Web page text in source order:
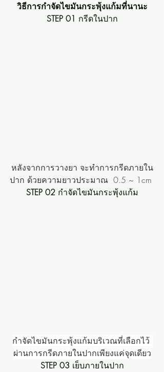
วิธีการกำจัดไขมันกระพุ้งแก้มที่นานะ
STEP 01 กรีดในปาก
หลังจากการวางยา จะทำการกรีดภายใน
ปาก ด้วยความยาวประมาณ  0.5 ~ 1cm
STEP 02 กำจัดไขมันกระพุ้งแก้ม
กำจัดไขมันกระพุ้งแก้มบริเวณที่เลือกไว้
ผ่านการกรีดภายในปากเพียงแค่จุดเดียว
STEP 03 เย็บภายในปาก